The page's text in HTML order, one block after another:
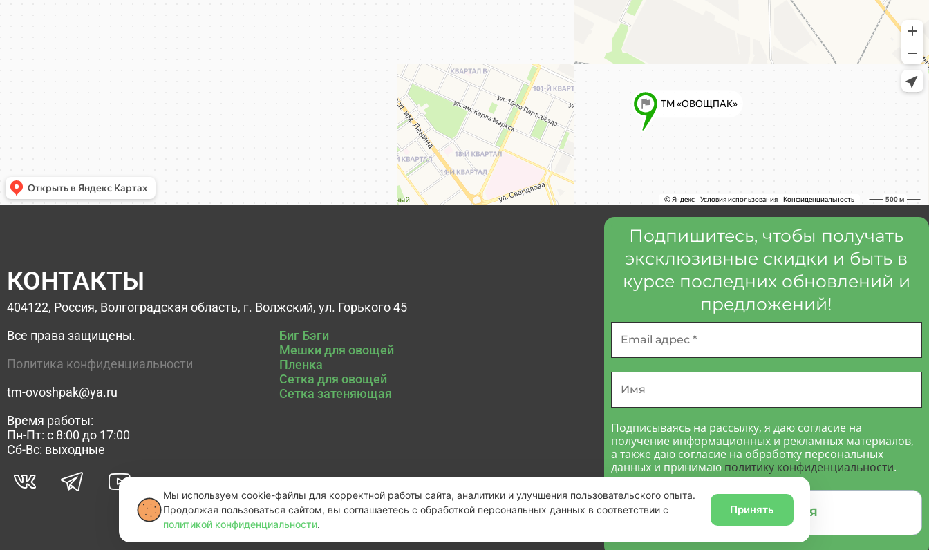
КОНТАКТЫ
404122, Россия, Волгоградская область, г. Волжский, ул. Горького 45
Все права защищены.
Политика конфиденциальности
tm-ovoshpak@ya.ru
Время работы:
Пн-Пт: с 8:00 до 17:00
Сб-Вс: выходные
Биг Бэги
Мешки для овощей
Пленка
Сетка для овощей
Сетка затеняющая
Подпишитесь, чтобы получать
эксклюзивные скидки и быть в
курсе последних обновлений и
предложений!
Email
адрес
*
Имя
Подписываясь на рассылку, я даю согласие на
получение информационных и рекламных материалов,
а также даю согласие на обработку персональных
данных и принимаю политику конфиденциальности.
Мы используем cookie-файлы для корректной работы сайта, аналитики и улучшения пользовательского опыта.
Продолжая пользоваться сайтом, вы соглашаетесь с обработкой персональных данных в соответствии с
политикой конфиденциальности.
Принять